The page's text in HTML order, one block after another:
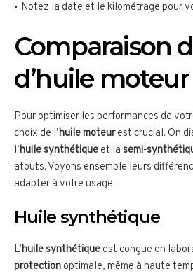
Notez la date et le kilométrage pour
Comparaison
d’huile moteur
Pour optimiser les performances de
choix de l’huile moteurest crucial. On
l’huile synthétique et la semi-
atouts. Voyons ensemble leurs
adapter à votre usage.
Huile synthétique
L’huile synthétique est conçue en
protection optimale, même à haute